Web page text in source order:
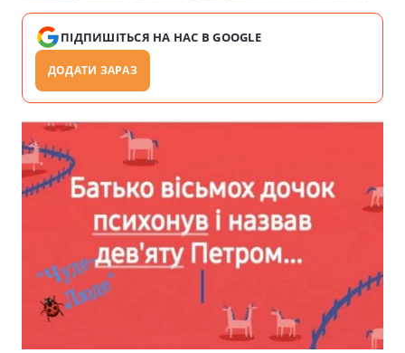
ПІДПИШІТЬСЯ НА НАС В GOOGLE
ДОДАТИ ЗАРАЗ